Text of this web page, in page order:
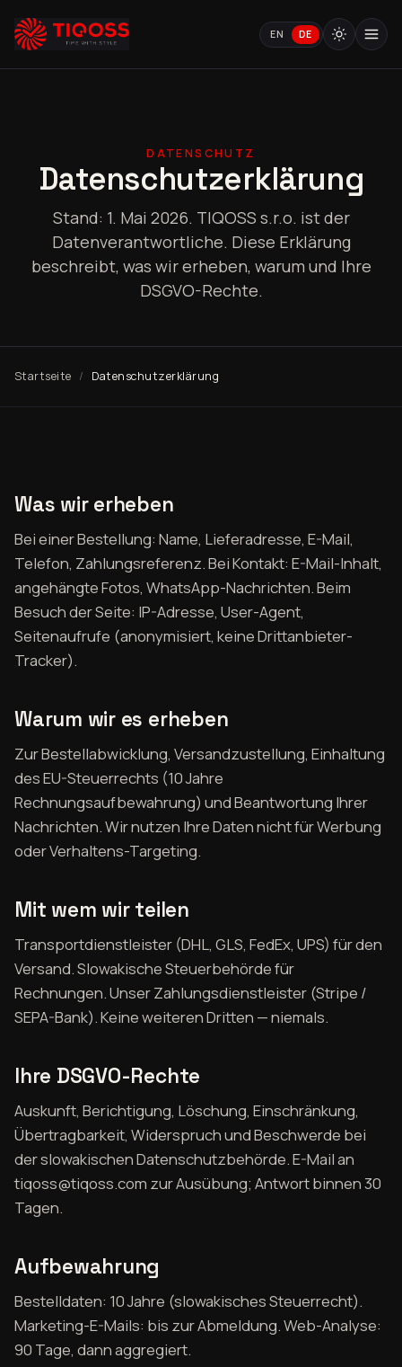
EN DE
DATENSCHUTZ
Datenschutzerklärung
Stand: 1. Mai 2026. TIQOSS s.r.o. ist der
Datenverantwortliche. Diese Erklärung
beschreibt, was wir erheben, warum und Ihre
DSGVO-Rechte.
Startseite Datenschutzerklärung
Was wir erheben
Bei einer Bestellung: Name, Lieferadresse, E-Mail,
Telefon, Zahlungsreferenz. Bei Kontakt: E-Mail-Inhalt,
angehängte Fotos, WhatsApp-Nachrichten. Beim
Besuch der Seite: IP-Adresse, User-Agent,
Seitenaufrufe (anonymisiert, keine Drittanbieter-
Tracker).
Warum wir es erheben
Zur Bestellabwicklung, Versandzustellung, Einhaltung
des EU-Steuerrechts (10 Jahre
Rechnungsaufbewahrung) und Beantwortung Ihrer
Nachrichten. Wir nutzen Ihre Daten nicht für Werbung
oder Verhaltens-Targeting.
Mit wem wir teilen
Transportdienstleister (DHL, GLS, FedEx, UPS) für den
Versand. Slowakische Steuerbehörde für
Rechnungen. Unser Zahlungsdienstleister (Stripe /
SEPA-Bank). Keine weiteren Dritten — niemals.
Ihre DSGVO-Rechte
Auskunft, Berichtigung, Löschung, Einschränkung,
Übertragbarkeit, Widerspruch und Beschwerde bei
der slowakischen Datenschutzbehörde. E-Mail an
tiqoss@tiqoss.com zur Ausübung; Antwort binnen 30
Tagen.
Aufbewahrung
Bestelldaten: 10 Jahre (slowakisches Steuerrecht).
Marketing-E-Mails: bis zur Abmeldung. Web-Analyse:
90 Tage, dann aggregiert.